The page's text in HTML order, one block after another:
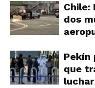
Chile:
dos
Pekín
que